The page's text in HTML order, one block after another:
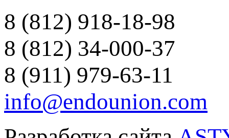
8 (812) 918-18-98
8 (812) 34-000-37
8 (911) 979-63-11
info@endounion.com